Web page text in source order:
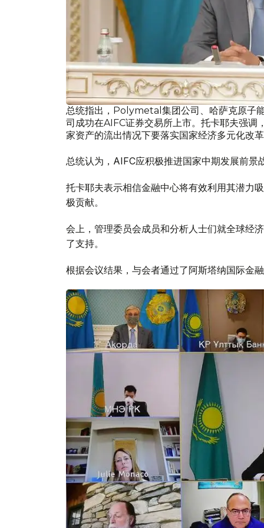
总统指出，Polymetal集团公司、哈萨克原子
司成功在AIFC证券交易所上市。托卡耶夫强调
家资产的流出情况下要落实国家经济多元化改
总统认为，AIFC应积极推进国家中期发展前景
托卡耶夫表示相信金融中心将有效利用其潜力
极贡献。
会上，管理委员会成员和分析人士们就全球经
了支持。
根据会议结果，与会者通过了阿斯塔纳国际金